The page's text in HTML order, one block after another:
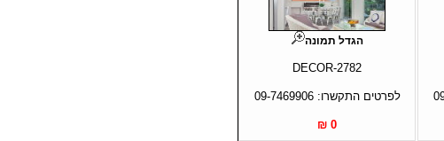
הגדל תמונה
DECOR-2782
לפרטים התקשרו: 09-7469906
0 ₪